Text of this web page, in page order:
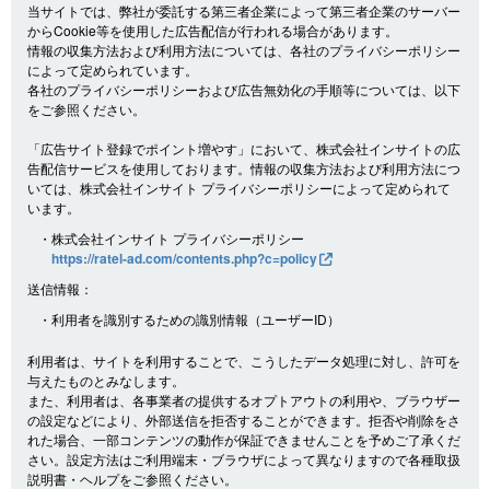
当サイトでは、弊社が委託する第三者企業によって第三者企業のサーバー
からCookie等を使用した広告配信が行われる場合があります。
情報の収集方法および利用方法については、各社のプライバシーポリシー
によって定められています。
各社のプライバシーポリシーおよび広告無効化の手順等については、以下
をご参照ください。
「広告サイト登録でポイント増やす」において、株式会社インサイトの広
告配信サービスを使用しております。情報の収集方法および利用方法につ
いては、株式会社インサイト プライバシーポリシーによって定められて
います。
・株式会社インサイト プライバシーポリシー
https://ratel-ad.com/contents.php?c=policy
送信情報：
・利用者を識別するための識別情報（ユーザーID）
利用者は、サイトを利用することで、こうしたデータ処理に対し、許可を
与えたものとみなします。
また、利用者は、各事業者の提供するオプトアウトの利用や、ブラウザー
の設定などにより、外部送信を拒否することができます。拒否や削除をさ
れた場合、一部コンテンツの動作が保証できませんことを予めご了承くだ
さい。設定方法はご利用端末・ブラウザによって異なりますので各種取扱
説明書・ヘルプをご参照ください。